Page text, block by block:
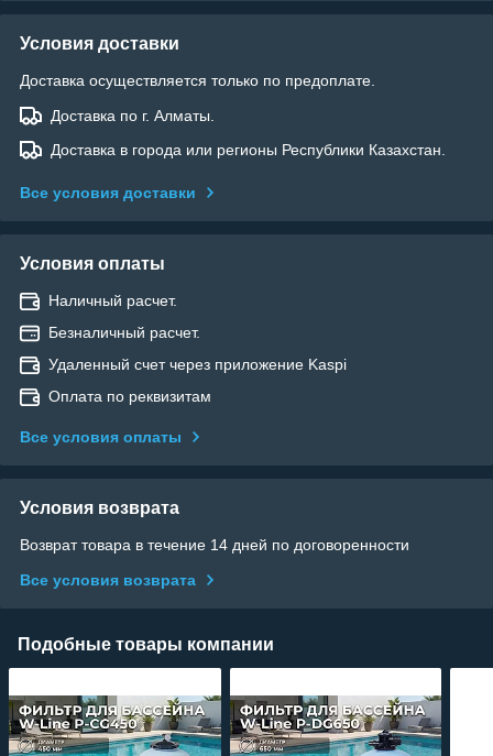
Условия доставки
Доставка осуществляется только по предоплате.
Доставка по г. Алматы.
Доставка в города или регионы Республики Казахстан.
Все условия доставки
Условия оплаты
Наличный расчет.
Безналичный расчет.
Удаленный счет через приложение Kaspi
Оплата по реквизитам
Все условия оплаты
Условия возврата
Возврат товара в течение 14 дней по договоренности
Все условия возврата
Подобные товары компании